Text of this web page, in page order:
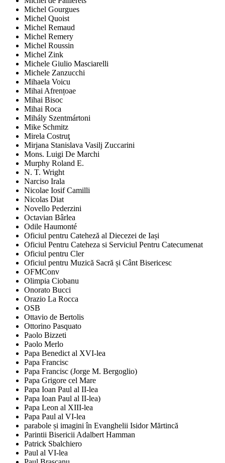
Michel Gourgues
Michel Quoist
Michel Remaud
Michel Remery
Michel Roussin
Michel Zink
Michele Giulio Masciarelli
Michele Zanzucchi
Mihaela Voicu
Mihai Afrențoae
Mihai Bisoc
Mihai Roca
Mihály Szentmártoni
Mike Schmitz
Mirela Costruţ
Mirjana Stanislava Vasilj Zuccarini
Mons. Luigi De Marchi
Murphy Roland E.
N. T. Wright
Narciso Irala
Nicolae Iosif Camilli
Nicolas Diat
Novello Pederzini
Octavian Bârlea
Odile Haumonté
Oficiul pentru Cateheză al Diecezei de Iași
Oficiul Pentru Cateheza si Serviciul Pentru Catecumenat
Oficiul pentru Cler
Oficiul pentru Muzică Sacră și Cânt Bisericesc
OFMConv
Olimpia Ciobanu
Onorato Bucci
Orazio La Rocca
OSB
Ottavio de Bertolis
Ottorino Pasquato
Paolo Bizzeti
Paolo Merlo
Papa Benedict al XVI-lea
Papa Francisc
Papa Francisc (Jorge M. Bergoglio)
Papa Grigore cel Mare
Papa Ioan Paul al II-lea
Papa Ioan Paul al II-lea)
Papa Leon al XIII-lea
Papa Paul al VI-lea
parabole și imagini în Evanghelii Isidor Mărtincă
Parintii Bisericii Adalbert Hamman
Patrick Sbalchiero
Paul al VI-lea